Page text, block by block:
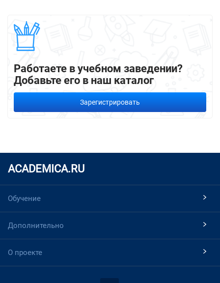
Работаете в учебном заведении?
Добавьте его в наш каталог
Зарегистрировать
ACADEMICA.RU
Обучение
Дополнительно
О проекте